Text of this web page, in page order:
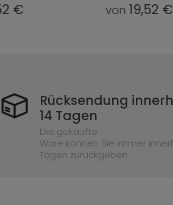
von19,52 €
Rücksendung
14 Tagen
Die gekaufte
Ware können Sie immer
Tagen zurückgeben